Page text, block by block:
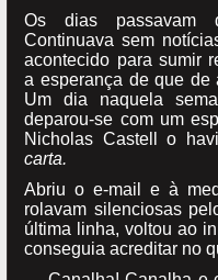
Os dias passavam
Continuava sem
acontecido para sumir
a esperança de que de
Um dia naquela
deparou-se com um
Nicholas Castell o
carta.
Abriu o e-mail e à
rolavam silenciosas
última linha, voltou ao
conseguia acreditar no